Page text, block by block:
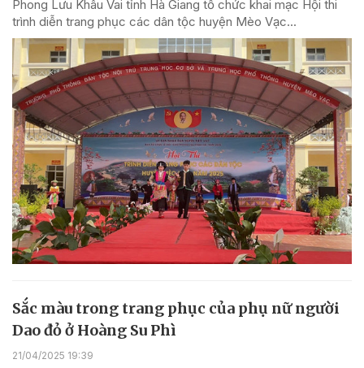
Phong Lưu Khâu Vai tỉnh Hà Giang tổ chức khai mạc Hội thi
trình diễn trang phục các dân tộc huyện Mèo Vạc...
Sắc màu trong trang phục của phụ nữ người
Dao đỏ ở Hoàng Su Phì
21/04/2025 19:39